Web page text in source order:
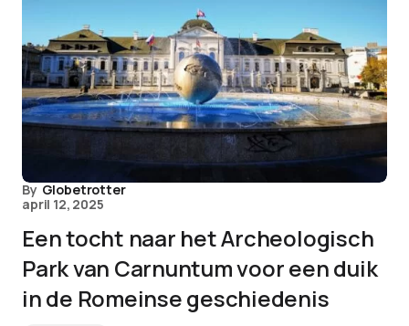
By Globetrotter
april 12, 2025
Een tocht naar het Archeologisch
Park van Carnuntum voor een duik
in de Romeinse geschiedenis